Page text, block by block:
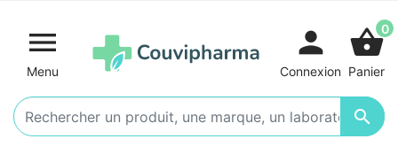

Menu

person
Connexion
shopping_basket0
Panier